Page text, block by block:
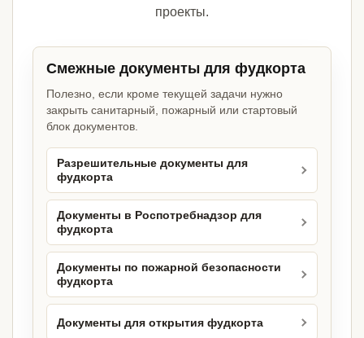
проекты.
Смежные документы для фудкорта
Полезно, если кроме текущей задачи нужно
закрыть санитарный, пожарный или стартовый
блок документов.
Разрешительные документы для
фудкорта
Документы в Роспотребнадзор для
фудкорта
Документы по пожарной безопасности
фудкорта
Документы для открытия фудкорта